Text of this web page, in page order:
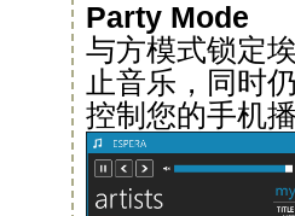
Party Mode
与方模式锁定
止音乐，同时
控制您的手机播